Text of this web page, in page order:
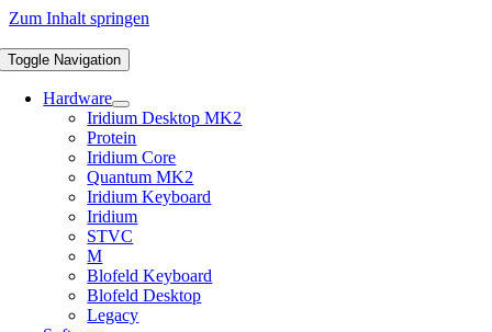
Zum Inhalt springen
Toggle Navigation
Hardware
Iridium Desktop MK2
Protein
Iridium Core
Quantum MK2
Iridium Keyboard
Iridium
STVC
M
Blofeld Keyboard
Blofeld Desktop
Legacy